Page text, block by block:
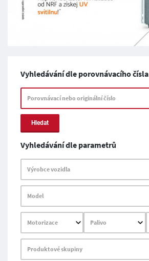
Vyhledávání dle porovnávacího čísla
Porovnávací nebo originální číslo
Hledat
Vyhledávání dle parametrů
Výrobce vozidla
Model
Motorizace Palivo
Produktové skupiny